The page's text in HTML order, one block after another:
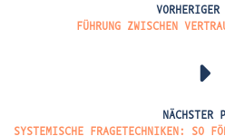
VORHERIGER
FÜHRUNG ZWISCHEN
NÄCHSTER